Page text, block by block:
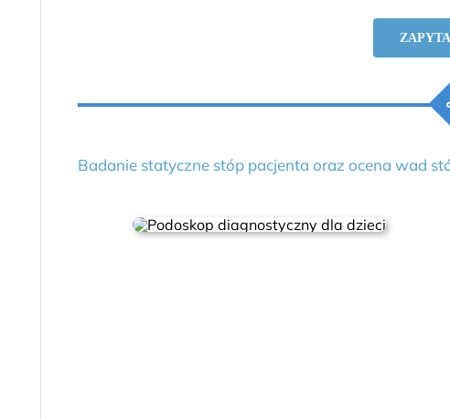
Badanie statyczne stóp pacjenta oraz ocena wad